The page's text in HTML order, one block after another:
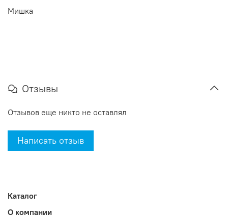
Мишка
Отзывы
Отзывов еще никто не оставлял
Написать отзыв
Каталог
О компании